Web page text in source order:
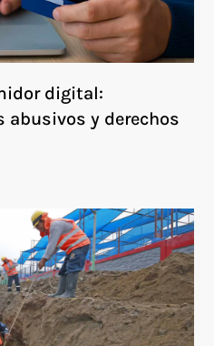
digital:
abusivos y derechos